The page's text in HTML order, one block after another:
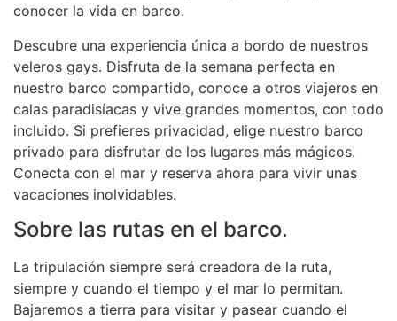
conocer la vida en barco.
Descubre una experiencia única a bordo de nuestros
veleros gays. Disfruta de la semana perfecta en
nuestro barco compartido, conoce a otros viajeros en
calas paradisíacas y vive grandes momentos, con todo
incluido. Si prefieres privacidad, elige nuestro barco
privado para disfrutar de los lugares más mágicos.
Conecta con el mar y reserva ahora para vivir unas
vacaciones inolvidables.
Sobre las rutas en el barco.
La tripulación siempre será creadora de la ruta,
siempre y cuando el tiempo y el mar lo permitan.
Bajaremos a tierra para visitar y pasear cuando el